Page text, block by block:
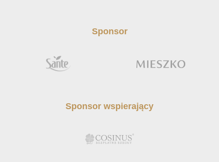
Sponsor
Sponsor wspierający